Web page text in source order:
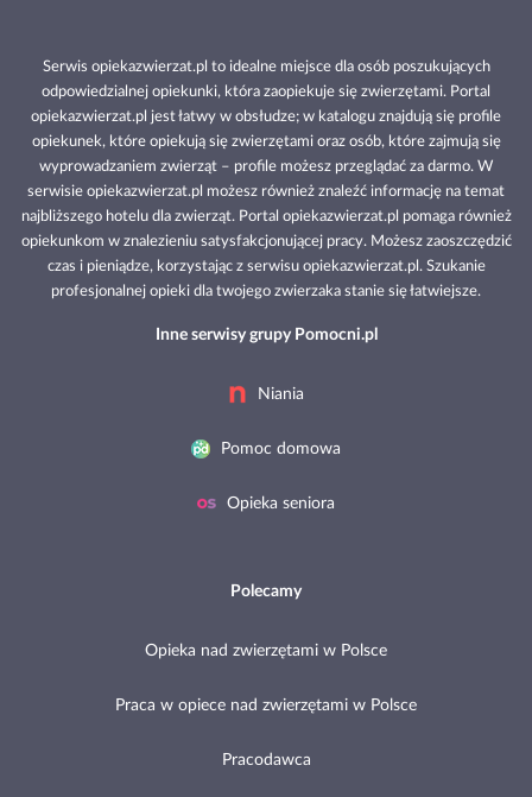
Serwis opiekazwierzat.pl to idealne miejsce dla osób poszukujących
odpowiedzialnej opiekunki, która zaopiekuje się zwierzętami. Portal
opiekazwierzat.pl jest łatwy w obsłudze; w katalogu znajdują się profile
opiekunek, które opiekują się zwierzętami oraz osób, które zajmują się
wyprowadzaniem zwierząt – profile możesz przeglądać za darmo. W
serwisie opiekazwierzat.pl możesz również znaleźć informację na temat
najbliższego hotelu dla zwierząt. Portal opiekazwierzat.pl pomaga również
opiekunkom w znalezieniu satysfakcjonującej pracy. Możesz zaoszczędzić
czas i pieniądze, korzystając z serwisu opiekazwierzat.pl. Szukanie
profesjonalnej opieki dla twojego zwierzaka stanie się łatwiejsze.
Inne serwisy grupy Pomocni.pl
Niania
Pomoc domowa
Opieka seniora
Polecamy
Opieka nad zwierzętami w Polsce
Praca w opiece nad zwierzętami w Polsce
Pracodawca